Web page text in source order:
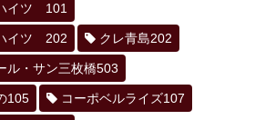
イツ 101
イツ 202 クレ青島202
ル・サン三枚橋503
105 コーポベルライズ107